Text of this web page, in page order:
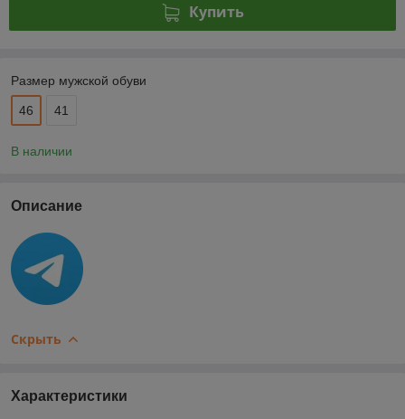
Купить
Размер мужской обуви
46 41
В наличии
Описание
Скрыть
Характеристики